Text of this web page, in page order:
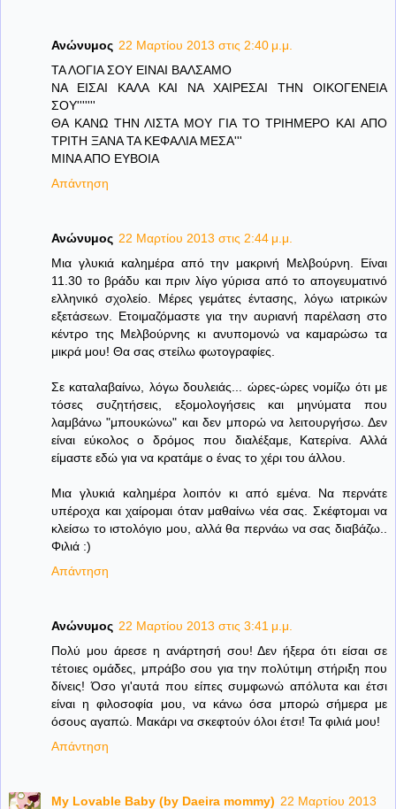
Ανώνυμος 22 Μαρτίου 2013 στις 2:40 μ.μ.
ΤΑ ΛΟΓΙΑ ΣΟΥ ΕΙΝΑΙ ΒΑΛΣΑΜΟ
ΝΑ ΕΙΣΑΙ ΚΑΛΑ ΚΑΙ ΝΑ ΧΑΙΡΕΣΑΙ ΤΗΝ ΟΙΚΟΓΕΝΕΙΑ
ΣΟΥ'''''''
ΘΑ ΚΑΝΩ ΤΗΝ ΛΙΣΤΑ ΜΟΥ ΓΙΑ ΤΟ ΤΡΙΗΜΕΡΟ ΚΑΙ ΑΠΟ
ΤΡΙΤΗ ΞΑΝΑ ΤΑ ΚΕΦΑΛΙΑ ΜΕΣΑ'''
ΜΙΝΑ ΑΠΟ ΕΥΒΟΙΑ
Απάντηση
Ανώνυμος 22 Μαρτίου 2013 στις 2:44 μ.μ.
Μια γλυκιά καλημέρα από την μακρινή Μελβούρνη. Είναι
11.30 το βράδυ και πριν λίγο γύρισα από το απογευματινό
ελληνικό σχολείο. Μέρες γεμάτες έντασης, λόγω ιατρικών
εξετάσεων. Ετοιμαζόμαστε για την αυριανή παρέλαση στο
κέντρο της Μελβούρνης κι ανυπομονώ να καμαρώσω τα
μικρά μου! Θα σας στείλω φωτογραφίες.
Σε καταλαβαίνω, λόγω δουλειάς... ώρες-ώρες νομίζω ότι με
τόσες συζητήσεις, εξομολογήσεις και μηνύματα που
λαμβάνω "μπουκώνω" και δεν μπορώ να λειτουργήσω. Δεν
είναι εύκολος ο δρόμος που διαλέξαμε, Κατερίνα. Αλλά
είμαστε εδώ για να κρατάμε ο ένας το χέρι του άλλου.
Μια γλυκιά καλημέρα λοιπόν κι από εμένα. Να περνάτε
υπέροχα και χαίρομαι όταν μαθαίνω νέα σας. Σκέφτομαι να
κλείσω το ιστολόγιο μου, αλλά θα περνάω να σας διαβάζω..
Φιλιά :)
Απάντηση
Ανώνυμος 22 Μαρτίου 2013 στις 3:41 μ.μ.
Πολύ μου άρεσε η ανάρτησή σου! Δεν ήξερα ότι είσαι σε
τέτοιες ομάδες, μπράβο σου για την πολύτιμη στήριξη που
δίνεις! Όσο γι'αυτά που είπες συμφωνώ απόλυτα και έτσι
είναι η φιλοσοφία μου, να κάνω όσα μπορώ σήμερα με
όσους αγαπώ. Μακάρι να σκεφτούν όλοι έτσι! Τα φιλιά μου!
Απάντηση
My Lovable Baby (by Daeira mommy) 22 Μαρτίου 2013